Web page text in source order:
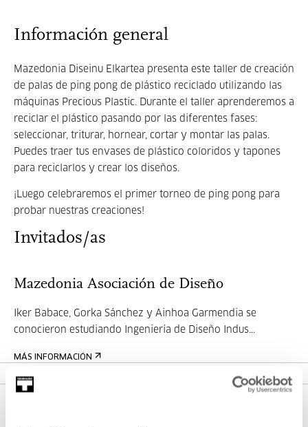
Información general
Mazedonia Diseinu Elkartea presenta este taller de creación
de palas de ping pong de plástico reciclado utilizando las
máquinas Precious Plastic. Durante el taller aprenderemos a
reciclar el plástico pasando por las diferentes fases:
seleccionar, triturar, hornear, cortar y montar las palas.
Puedes traer tus envases de plástico coloridos y tapones
para reciclarlos y crear los diseños.
¡Luego celebraremos el primer torneo de ping pong para
probar nuestras creaciones!
Invitados/as
Mazedonia Asociación de Diseño
Iker Babace, Gorka Sánchez y Ainhoa Garmendia se
conocieron estudiando Ingeniería de Diseño Indus...
MÁS INFORMACIÓN